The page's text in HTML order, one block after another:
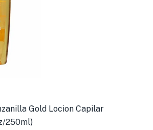
Gold Locion Capilar
250ml)